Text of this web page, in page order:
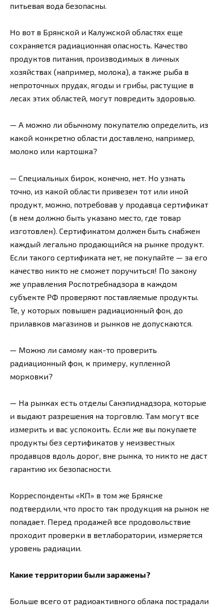
питьевая вода безопасны.
Но вот в Брянской и Калужской областях еще
сохраняется радиационная опасность. Качество
продуктов питания, производимых в личных
хозяйствах (например, молока), а также рыба в
непроточных прудах, ягоды и грибы, растущие в
лесах этих областей, могут повредить здоровью.
— А можно ли обычному покупателю определить, из
какой конкретно области доставлено, например,
молоко или картошка?
— Специальных бирок, конечно, нет. Но узнать
точно, из какой области привезен тот или иной
продукт, можно, потребовав у продавца сертификат
(в нем должно быть указано место, где товар
изготовлен). Сертификатом должен быть снабжен
каждый легально продающийся на рынке продукт.
Если такого сертификата нет, не покупайте — за его
качество никто не сможет поручиться! По закону
же управления Роспотребнадзора в каждом
субъекте РФ проверяют поставляемые продукты.
Те, у которых повышен радиационный фон, до
прилавков магазинов и рынков не допускаются.
— Можно ли самому как-то проверить
радиационный фон, к примеру, купленной
морковки?
— На рынках есть отделы Санэпиднадзора, которые
и выдают разрешения на торговлю. Там могут все
измерить и вас успокоить. Если же вы покупаете
продукты без сертификатов у неизвестных
продавцов вдоль дорог, вне рынка, то никто не даст
гарантию их безопасности.
Корреспонденты «КП» в том же Брянске
подтвердили, что просто так продукция на рынок не
попадает. Перед продажей все продовольствие
проходит проверки в ветлаборатории, измеряется
уровень радиации.
Какие территории были заражены?
Больше всего от радиоактивного облака пострадали